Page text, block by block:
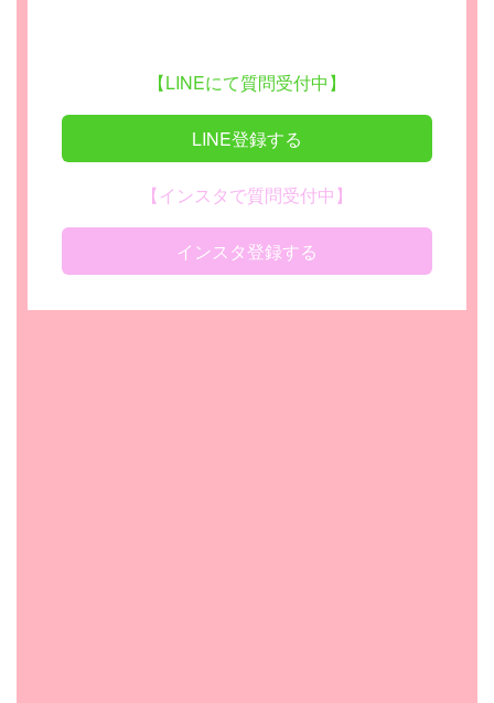
【LINEにて質問受付中】
LINE登録する
【インスタで質問受付中】
インスタ登録する